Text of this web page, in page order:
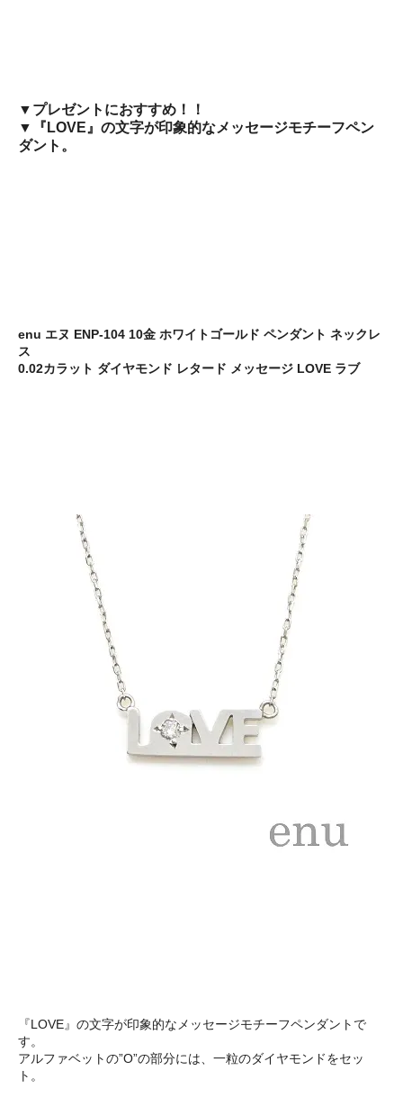
▼プレゼントにおすすめ！！
▼『LOVE』の文字が印象的なメッセージモチーフペン
ダント。
enu エヌ ENP-104 10金 ホワイトゴールド ペンダント ネックレ
ス
0.02カラット ダイヤモンド レタード メッセージ LOVE ラブ
『LOVE』の文字が印象的なメッセージモチーフペンダントで
す。
アルファベットの”O”の部分には、一粒のダイヤモンドをセッ
ト。